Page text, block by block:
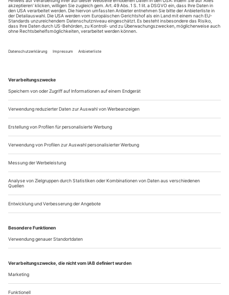
Aus dem Geist des Tanzes
Korngold: Der Ring des Polykrates
wegen 1934 nicht nach Hollywood gehen und dort bis nach
Kriegsende ausharren müssen. Eines ist klar: Mit der
Genialität des jungen Komponisten hält der späte nicht mehr
Schritt. Die Produktion «Kosmos Korngold» am Theater
Freiburg unterstreicht das mit...
Wagner denken, Verdi singen
Ein Sänger-Schauspieler aus Überzeugung: Zum Tod des Basses Franz
Mazura
Franz Mazura liebte das Leben, und das Leben liebte ihn. Als
das vor Gdingen auf Reede liegende U-Boot-Begleitschiff, auf
dem der Matrose Wache schob, im Dezember 1944 von
einem Torpedo getroffen wurde, innerhalb von acht Minuten
sank und Mazura in der eiseskalten Ostsee trieb, hatte er das
Glück, mit einem Kameraden ein aus Rettungsringen
gebildetes Floß zu...